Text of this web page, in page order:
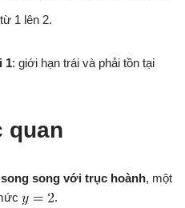
1 lên 2.
1: giới hạn trái và phải tồn tại
quan
song với trục hoành, một
.